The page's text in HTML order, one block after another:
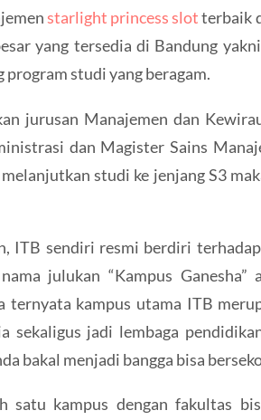
starlight princess slotterbaik
yang tersedia di Bandung
program studi yang beragam.
jurusan Manajemen dan
dan Magister Sains
studi ke jenjang S3
ITB sendiri resmi berdiri
julukan “Kampus Ganesha”
ternyata kampus utama ITB
sekaligus jadi lembaga
bakal menjadi bangga bisa
satu kampus dengan fakultas